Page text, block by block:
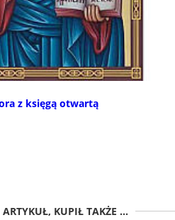
z księgą otwartą
KUPIŁ TAKŻE ...